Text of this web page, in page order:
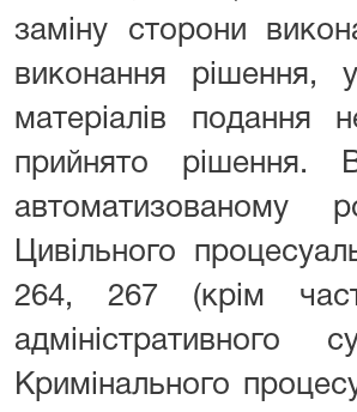
заміну сторони
виконання
матеріалів
прийнято рішення.
автоматизованому
Цивільного
264, 267 (крім
Кримінального